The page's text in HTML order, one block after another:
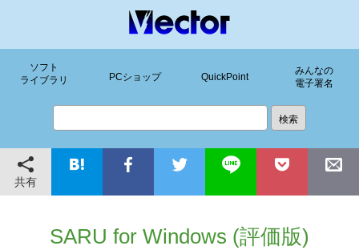
ソフト
ライブラリ
PCショップ QuickPoint
みんなの
電子署名
共有
SARU for Windows (評価版)